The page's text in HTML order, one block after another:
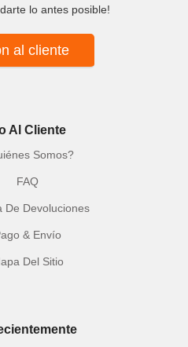
lo antes posible!
al cliente
Al Cliente
Somos?
FAQ
De Devoluciones
& Envío
Del Sitio